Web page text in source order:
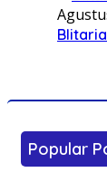
Popular